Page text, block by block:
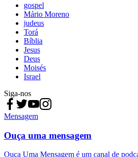
gospel
Mário Moreno
judeus
Torá
Bíblia
Jesus
Deus
Moisés
Israel
Siga-nos
Mensagem
Ouça uma mensagem
Ouça Uma Mensagem é um canal de